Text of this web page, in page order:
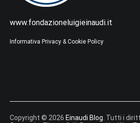
www.fondazioneluigieinaudi.it
Informativa Privacy & Cookie Policy
Copyright © 2026 Einaudi Blog . Tutti i